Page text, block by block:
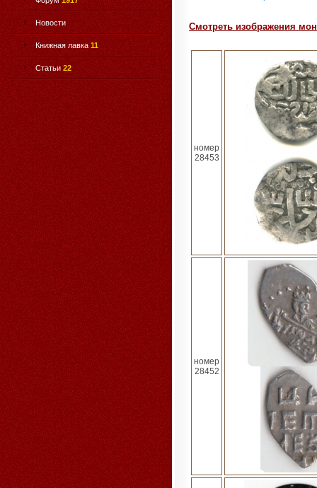
Новости
Книжная лавка 11
Статьи 22
Смотреть изображения
номер
28453
номер
28452